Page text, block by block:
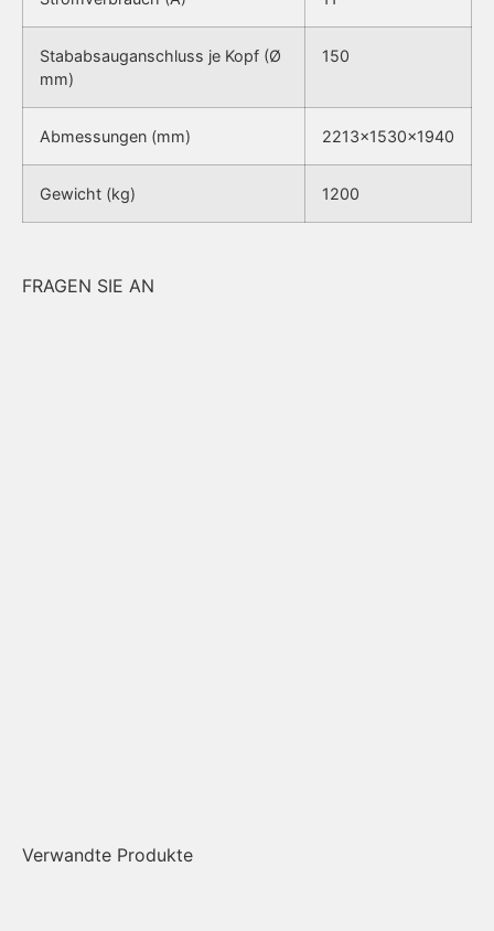
Stababsauganschluss je Kopf (Ø
mm)
150
Abmessungen (mm) 2213x1530x1940
Gewicht (kg) 1200
FRAGEN SIE AN
Verwandte Produkte